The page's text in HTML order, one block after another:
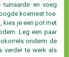
en voeg
koemest toe.
kies je een pot met
Leg een paar
onderin de
verder te werk als